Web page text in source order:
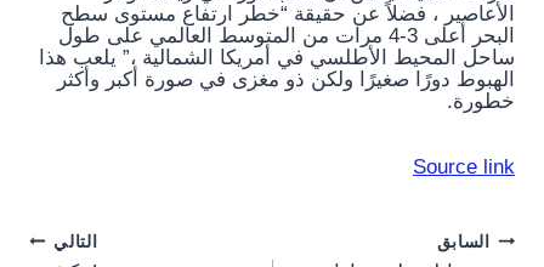
الأعاصير ، فضلاً عن حقيقة “خطر ارتفاع مستوى سطح
البحر أعلى 3-4 مرات من المتوسط ​​العالمي على طول
ساحل المحيط الأطلسي في أمريكا الشمالية ،” يلعب هذا
الهبوط دورًا صغيرًا ولكن ذو مغزى في صورة أكبر وأكثر
خطورة.
Source link
Post
السابق التالي